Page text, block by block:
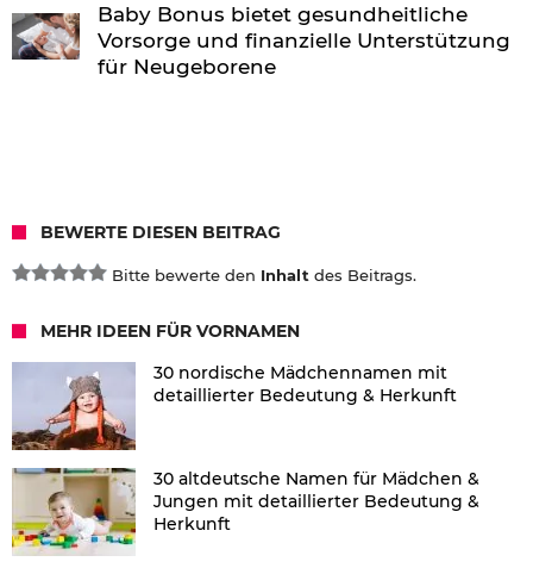
Baby Bonus bietet gesundheitliche
Vorsorge und finanzielle Unterstützung
für Neugeborene
BEWERTE DIESEN BEITRAG
Bitte bewerte den Inhalt des Beitrags.
MEHR IDEEN FÜR VORNAMEN
30 nordische Mädchennamen mit
detaillierter Bedeutung & Herkunft
30 altdeutsche Namen für Mädchen &
Jungen mit detaillierter Bedeutung &
Herkunft